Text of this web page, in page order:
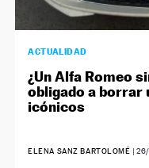
ACTUALIDAD
¿Un Alfa Romeo
obligado a borrar
icónicos
ELENA SANZ BARTOLOMÉ |